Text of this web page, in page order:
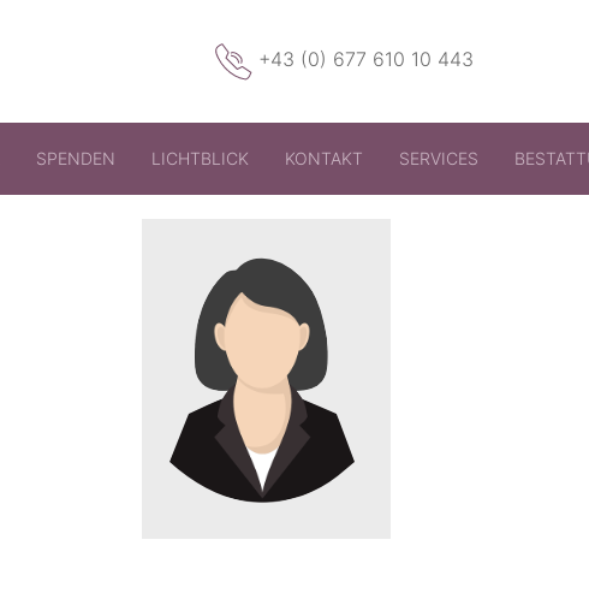
+43 (0) 677 610 10 443
SPENDEN LICHTBLICK KONTAKT SERVICES